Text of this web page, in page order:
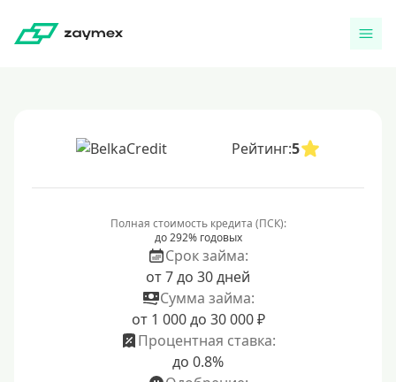
Рейтинг:5
Полная стоимость кредита (ПСК):
до 292% годовых
Срок займа:
от 7 до 30 дней
Сумма займа:
от 1 000 до 30 000 ₽
Процентная ставка:
до 0.8%